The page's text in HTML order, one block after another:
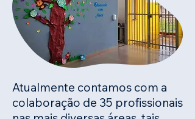
Atualmente contamos com a
colaboração de 35 profissionais